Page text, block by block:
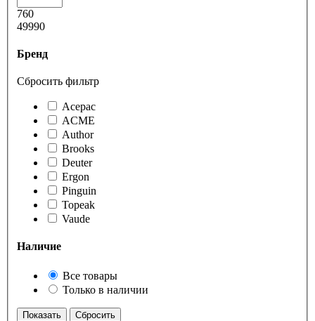
760
49990
Бренд
Сбросить фильтр
Acepac
ACME
Author
Brooks
Deuter
Ergon
Pinguin
Topeak
Vaude
Наличие
Все товары
Только в наличии